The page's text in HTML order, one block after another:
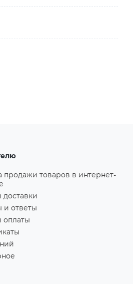
продажи товаров в интернет-
доставки
и ответы
оплаты